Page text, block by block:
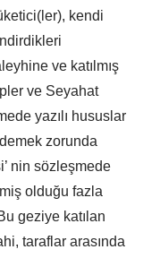
kendi
ve katılmış
ve Seyahat
yazılı hususlar
zorunda
nin sözleşmede
olduğu fazla
geziye katılan
taraflar arasında